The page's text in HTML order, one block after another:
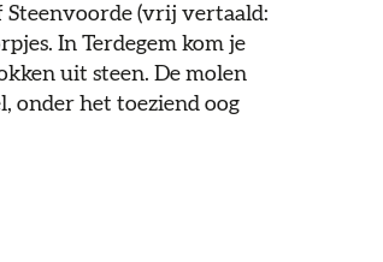
Steenvoorde (vrij vertaald:
In Terdegem kom je
uit steen. De molen
onder het toeziend oog